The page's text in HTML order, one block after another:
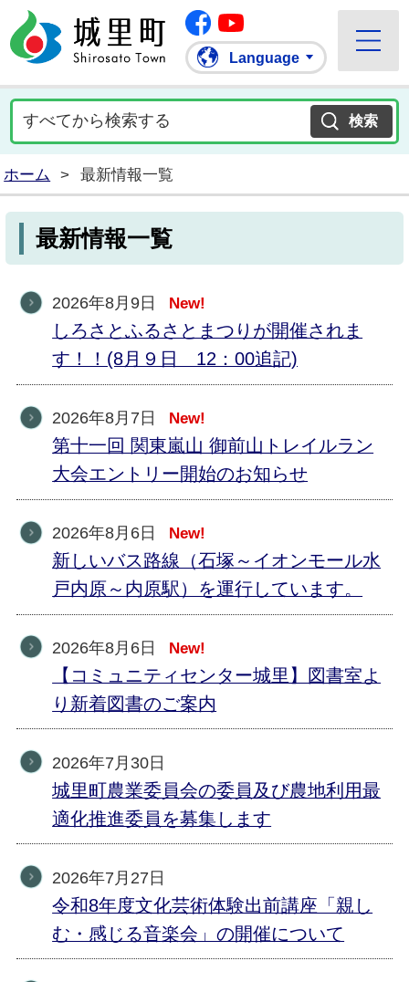
城里町ホームページ
Facebook
Language
ホーム > 最新情報一覧
最新情報一覧
2026年8月9日 New!
しろさとふるさとまつりが開催されま
す！！(8月９日 12：00追記)
2026年8月7日 New!
第十一回 関東嵐山 御前山トレイルラン
大会エントリー開始のお知らせ
2026年8月6日 New!
新しいバス路線（石塚～イオンモール水
戸内原～内原駅）を運行しています。
2026年8月6日 New!
【コミュニティセンター城里】図書室よ
り新着図書のご案内
2026年7月30日
城里町農業委員会の委員及び農地利用最
適化推進委員を募集します
2026年7月27日
令和8年度文化芸術体験出前講座「親し
む・感じる音楽会」の開催について